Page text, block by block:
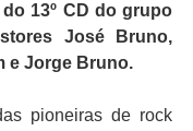
13º CD do grupo
José Bruno,
e Jorge Bruno.
pioneiras de rock